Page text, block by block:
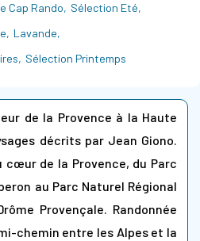
Cap Rando
Sélection Eté
Lavande
Sélection Printemps
de la Provence à la Haute
décrits par Jean Giono.
cœur de la Provence, du Parc
au Parc Naturel Régional
Provençale. Randonnée
chemin entre les Alpes et la